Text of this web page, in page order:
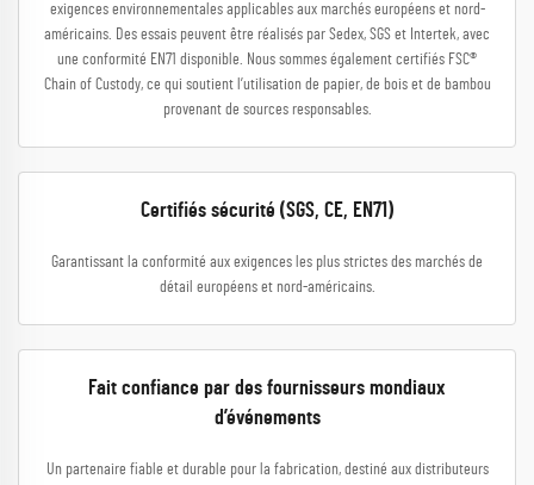
exigences environnementales applicables aux marchés européens et nord-
américains. Des essais peuvent être réalisés par Sedex, SGS et Intertek, avec
une conformité EN71 disponible. Nous sommes également certifiés FSC®
Chain of Custody, ce qui soutient l’utilisation de papier, de bois et de bambou
provenant de sources responsables.
Certifiés sécurité (SGS, CE, EN71)
Garantissant la conformité aux exigences les plus strictes des marchés de
détail européens et nord-américains.
Fait confiance par des fournisseurs mondiaux
d’événements
Un partenaire fiable et durable pour la fabrication, destiné aux distributeurs